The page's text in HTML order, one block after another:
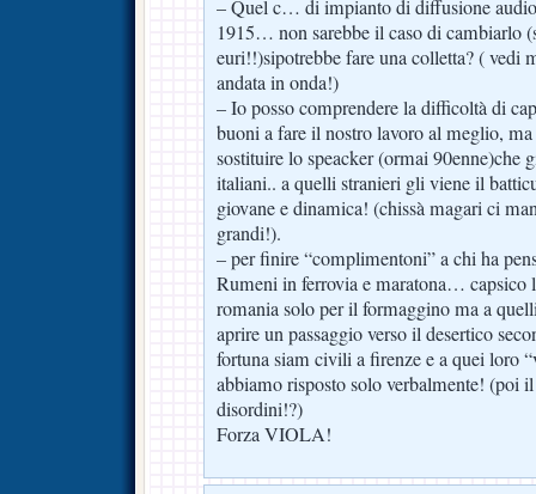
– Quel c… di impianto di diffusione
1915… non sarebbe il caso di cambiarlo
euri!!)sipotrebbe fare una colletta? ( vedi
andata in onda!)
– Io posso comprendere la difficoltà di
buoni a fare il nostro lavoro al meglio,
sostituire lo speacker (ormai 90enne)che
italiani.. a quelli stranieri gli viene il
giovane e dinamica! (chissà magari ci
grandi!).
– per finire “complimentoni” a chi ha
Rumeni in ferrovia e maratona… capsico
romania solo per il formaggino ma a
aprire un passaggio verso il desertico
fortuna siam civili a firenze e a quei loro
abbiamo risposto solo verbalmente! (poi
disordini!?)
Forza VIOLA!